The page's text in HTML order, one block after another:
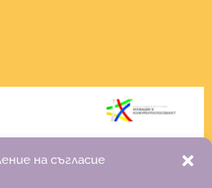
на съгласие